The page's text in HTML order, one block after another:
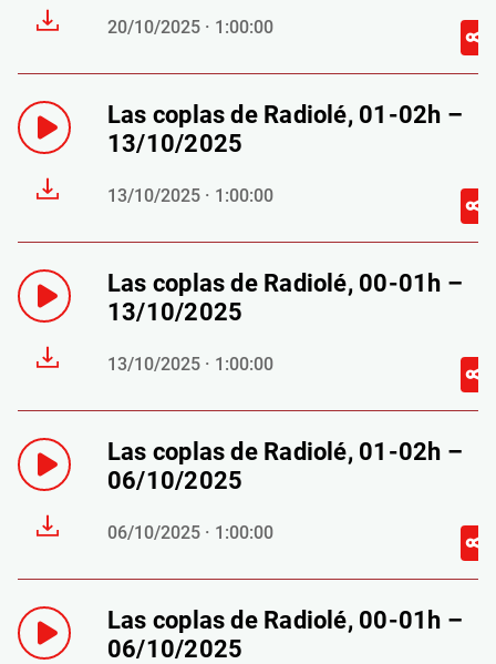
20/10/2025 · 1:00:00
Las coplas de Radiolé, 01-02h –
13/10/2025
13/10/2025 · 1:00:00
Las coplas de Radiolé, 00-01h –
13/10/2025
13/10/2025 · 1:00:00
Las coplas de Radiolé, 01-02h –
06/10/2025
06/10/2025 · 1:00:00
Las coplas de Radiolé, 00-01h –
06/10/2025